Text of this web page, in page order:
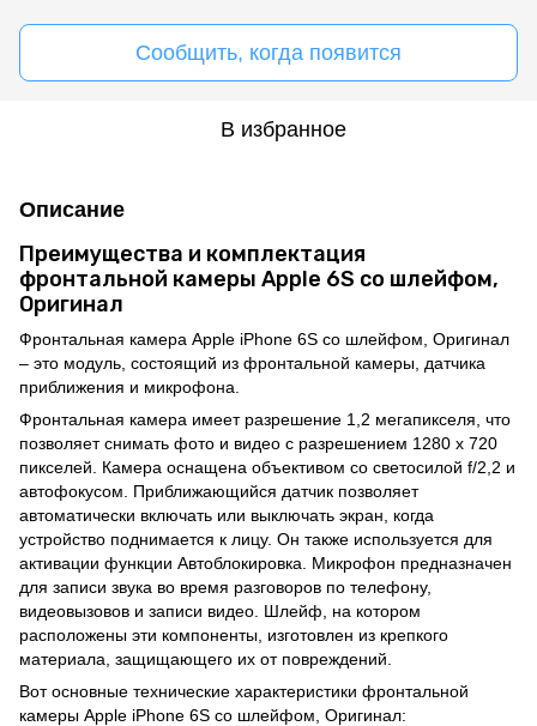
Сообщить, когда появится
В избранное
Описание
Преимущества и комплектация
фронтальной камеры Apple 6S со шлейфом,
Оригинал
Фронтальная камера Apple iPhone 6S со шлейфом, Оригинал
– это модуль, состоящий из фронтальной камеры, датчика
приближения и микрофона.
Фронтальная камера имеет разрешение 1,2 мегапикселя, что
позволяет снимать фото и видео с разрешением 1280 x 720
пикселей. Камера оснащена объективом со светосилой f/2,2 и
автофокусом. Приближающийся датчик позволяет
автоматически включать или выключать экран, когда
устройство поднимается к лицу. Он также используется для
активации функции Автоблокировка. Микрофон предназначен
для записи звука во время разговоров по телефону,
видеовызовов и записи видео. Шлейф, на котором
расположены эти компоненты, изготовлен из крепкого
материала, защищающего их от повреждений.
Вот основные технические характеристики фронтальной
камеры Apple iPhone 6S со шлейфом, Оригинал: